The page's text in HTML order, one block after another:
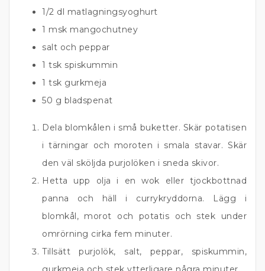
1/2 dl matlagningsyoghurt
1 msk mangochutney
salt och peppar
1 tsk spiskummin
1 tsk gurkmeja
50 g bladspenat
Dela blomkålen i små buketter. Skär potatisen
i tärningar och moroten i smala stavar. Skär
den väl sköljda purjolöken i sneda skivor.
Hetta upp olja i en wok eller tjockbottnad
panna och häll i currykryddorna. Lägg i
blomkål, morot och potatis och stek under
omrörning cirka fem minuter.
Tillsätt purjolök, salt, peppar, spiskummin,